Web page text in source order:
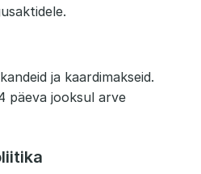
ja kaardimakseid.
päeva jooksul arve